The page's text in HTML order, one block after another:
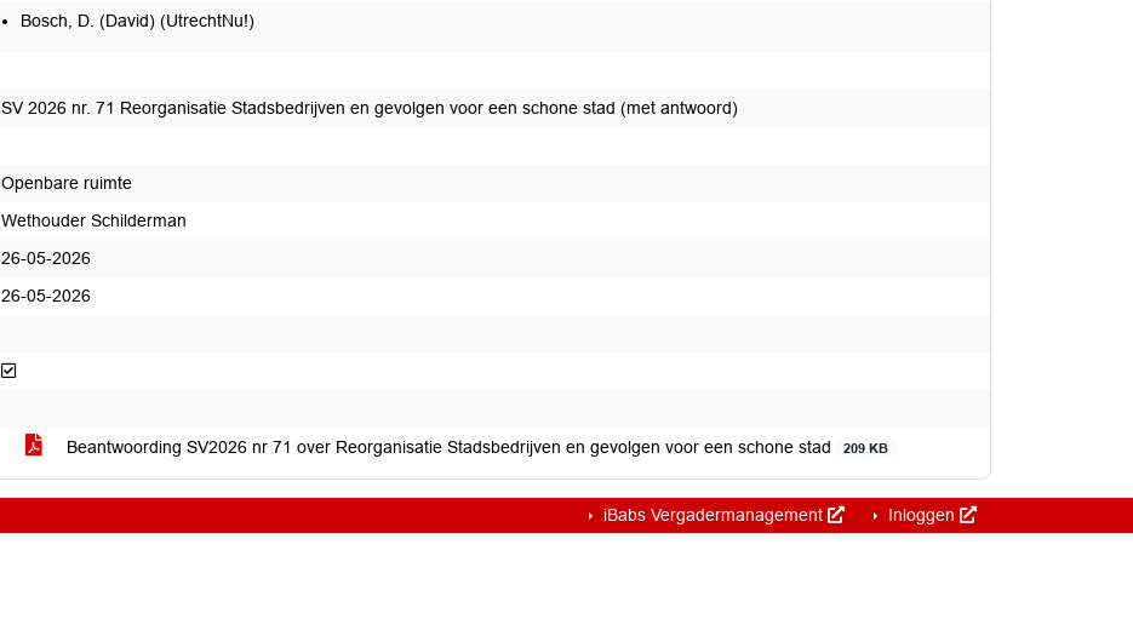
Bosch, D. (David) (UtrechtNu!)
SV 2026 nr. 71 Reorganisatie Stadsbedrijven en gevolgen voor een schone stad (met antwoord)
Openbare ruimte
Wethouder Schilderman
26-05-2026
26-05-2026
Afgedaan
Beantwoording SV2026 nr 71 over Reorganisatie Stadsbedrijven en gevolgen voor een schone stad 209 KB
iBabs Vergadermanagement Inloggen